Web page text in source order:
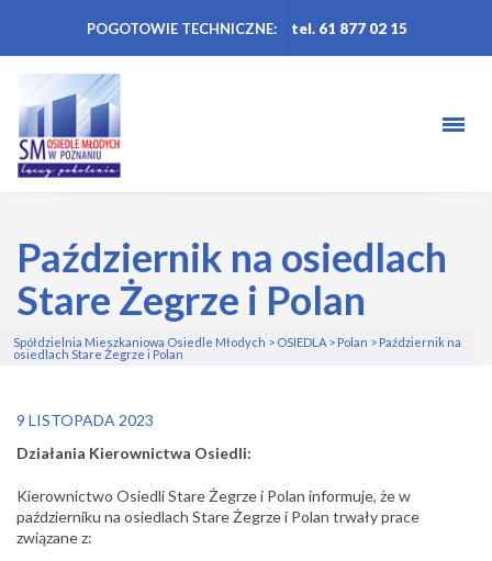
POGOTOWIE TECHNICZNE: tel. 61 877 02 15
Październik na osiedlach
Stare Żegrze i Polan
Spółdzielnia Mieszkaniowa Osiedle Młodych > OSIEDLA > Polan > Październik na
osiedlach Stare Żegrze i Polan
9 LISTOPADA 2023
Działania Kierownictwa Osiedli:
Kierownictwo Osiedli Stare Żegrze i Polan informuje, że w
październiku na osiedlach Stare Żegrze i Polan trwały prace
związane z: